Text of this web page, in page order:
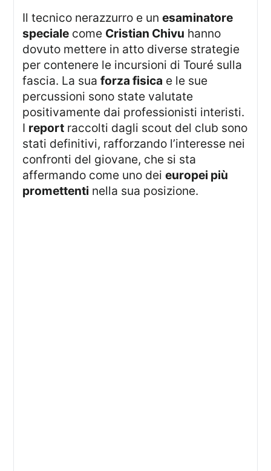
Il tecnico nerazzurro e unesaminatore
speciale come Cristian Chivu hanno
dovuto mettere in atto diverse strategie
per contenere le incursioni di Touré sulla
fascia. La suaforza fisica e le sue
percussioni sono state valutate
positivamente dai professionisti interisti.
I report raccolti dagli scout del club sono
stati definitivi, rafforzando l’interesse nei
confronti del giovane, che si sta
affermando come uno deieuropei più
promettenti nella sua posizione.